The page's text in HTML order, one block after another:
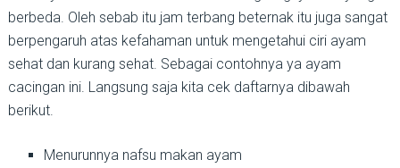
berbeda. Oleh sebab itu jam terbang beternak itu juga sangat
berpengaruh atas kefahaman untuk mengetahui ciri ayam
sehat dan kurang sehat. Sebagai contohnya ya ayam
cacingan ini. Langsung saja kita cek daftarnya dibawah
berikut.
Menurunnya nafsu makan ayam